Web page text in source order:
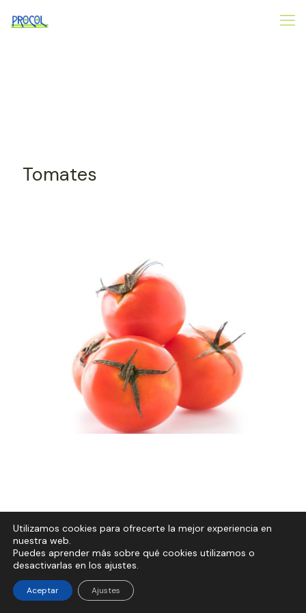
Tomates
Utilizamos cookies para ofrecerte la mejor experiencia en
nuestra web.
Puedes aprender más sobre qué cookies utilizamos o
desactivarlas en los ajustes.
Aceptar Ajustes